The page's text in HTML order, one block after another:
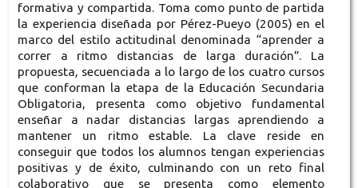
formativa y compartida. Toma como punto de partida
la experiencia diseñada por Pérez-Pueyo (2005) en el
marco del estilo actitudinal denominada “aprender a
correr a ritmo distancias de larga duración”. La
propuesta, secuenciada a lo largo de los cuatro cursos
que conforman la etapa de la Educación Secundaria
Obligatoria, presenta como objetivo fundamental
enseñar a nadar distancias largas aprendiendo a
mantener un ritmo estable. La clave reside en
conseguir que todos los alumnos tengan experiencias
positivas y de éxito, culminando con un reto final
colaborativo que se presenta como elemento